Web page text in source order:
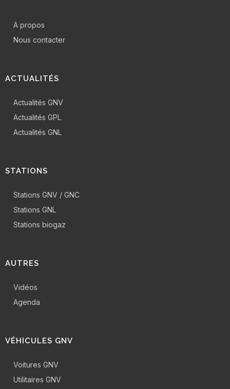
A propos
Nous contacter
ACTUALITÉS
Actualités GNV
Actualités GPL
Actualités GNL
STATIONS
Stations GNV / GNC
Stations GNL
Stations biogaz
AUTRES
Vidéos
Agenda
VÉHICULES GNV
Voitures GNV
Utilitaires GNV